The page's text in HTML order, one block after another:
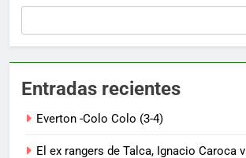
Entradas recientes
Everton -Colo Colo (3-4)
El ex rangers de Talca, Ignacio Caroca